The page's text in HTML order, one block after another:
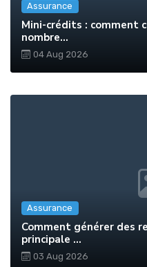
Assurance
Mini-crédits : comment
nombre...
04 Aug 2026
Assurance
Comment générer des
principale ...
03 Aug 2026